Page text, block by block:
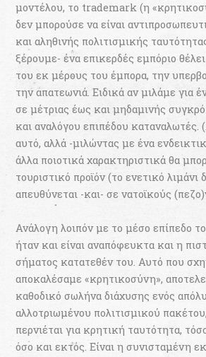
μοντέλου, το trademark (η
δεν μπορούσε να είναι
και αληθινής πολιτισμικής
ξέρουμε- ένα επικερδές εμπόριο
του εκ μέρους του έμπορα, την
την απατεωνιά. Ειδικά αν μιλάμε για
σε μέτριας έως και μηδαμινής
και αναλόγου επιπέδου καταναλωτές.
αυτό, αλλά -μιλώντας με ένα
άλλα ποιοτικά χαρακτηριστικά θα
τουριστικό προϊόν (το ενετικό λιμάνι
απευθύνεται -και- σε νατοϊκούς
Ανάλογη λοιπόν με το μέσο επίπεδο
ήταν και είναι αναπόφευκτα και η
σήματος κατατεθέν του. Αυτό που
αποκαλέσαμε «κρητικοσύνη»,
καθοδικό σωλήνα διάχυσης ενός
αλλοτριωμένου πολιτισμικού
περνιέται για κρητική ταυτότητα,
όσο και εκτός. Είναι η συνισταμένη